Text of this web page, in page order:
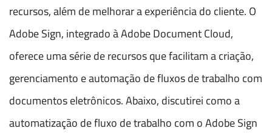
recursos, além de melhorar a experiência do cliente. O
Adobe Sign, integrado à Adobe Document Cloud,
oferece uma série de recursos que facilitam a criação,
gerenciamento e automação de fluxos de trabalho com
documentos eletrônicos. Abaixo, discutirei como a
automatização de fluxo de trabalho com o Adobe Sign